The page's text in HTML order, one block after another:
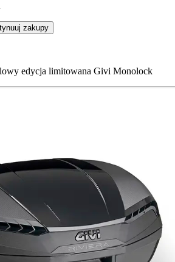
zakupy
edycja limitowana Givi Monolock